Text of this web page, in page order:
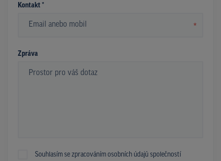
Kontakt *
*
Zpráva
Souhlasím se zpracováním osobních údajů společností